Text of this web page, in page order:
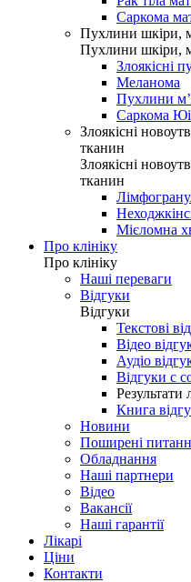
Саркома
Пухлини шкіри,
Пухлини шкіри,
Злоякісні
Меланома
Пухлини
Саркома
Злоякісні
тканин
Злоякісні
тканин
Мієломна
Про клініку
Про клініку
Наші переваги
Відгуки
Відгуки
Текстові
Відео
Аудіо
Відгуки с
Результати
Книга
Новини
Поширені
Обладнання
Наші партнери
Відео
Вакансії
Наші гарантії
Лікарі
Ціни
Контакти